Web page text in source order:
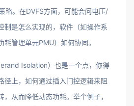
略。在DVFS方面，可能会问电压/
制是怎么实现的，软件（如操作系
耗管理单元PMU）如何协同。
Isolation）也是一个点，你得
径上，如何通过插入门控逻辑来阻
，从而降低动态功耗。举个例子，